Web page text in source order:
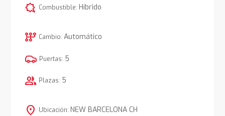
comic_bubble Combustible: Híbrido
auto_transmission Cambio: Automático
Puertas: 5
group Plazas: 5
location_on Ubicación: NEW BARCELONA CH